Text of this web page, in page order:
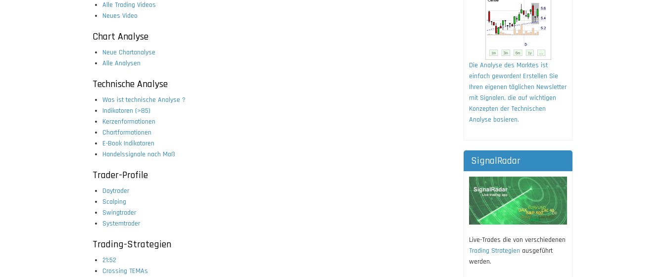
Alle Trading Videos
Neues Video
Chart Analyse
Neue Chartanalyse
Alle Analysen
Technische Analyse
Was ist technische Analyse ?
Indikatoren (>85)
Kerzenformationen
Chartformationen
E-Book Indikatoren
Handelssignale nach Maß
Trader-Profile
Daytrader
Scalping
Swingtrader
Systemtrader
Trading-Strategien
21:52
Crossing TEMAs
Die Analyse des Marktes ist
einfach geworden! Erstellen Sie
Ihren eigenen täglichen Newsletter
mit Signalen, die auf wichtigen
Konzepten der Technischen
Analyse basieren.
SignalRadar
Live-Trades die von verschiedenen
Trading Strategien ausgeführt
werden.